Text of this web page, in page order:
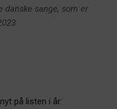
danske sange, som er
på listen i år: